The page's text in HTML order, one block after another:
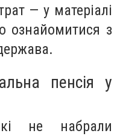
— у матеріалі
ознайомитися з
пенсія у
не набрали